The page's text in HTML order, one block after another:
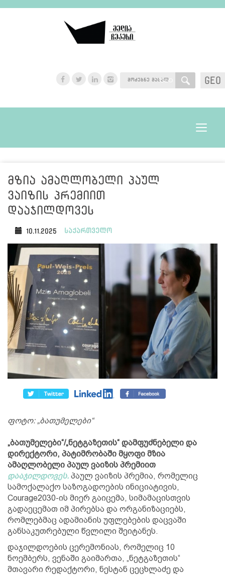
GEO
GEO
Toggle
მზია ამაღლობელი პაულ
ვაიზის პრემიით
დააჯილდოვეს
10.11.2025 საქართველო
ფოტო: „ბათუმელები“
„ბათუმელები“/„ნეტგაზეთის“ დამფუძნებელი და
დირექტორი, პატიმრობაში მყოფი მზია
ამაღლობელი პაულ ვაიზის პრემიით
დააჯილდოვეს. პაულ ვაიზის პრემია, რომელიც
სამოქალაქო საზოგადოების ინიციატივის,
Courage2030-ის მიერ გაიცემა, სიმამაცისთვის
გადაეცემათ იმ პირებსა და ორგანიზაციებს,
რომლებმაც ადამიანის უფლებების დაცვაში
განსაკუთრებული წვლილი შეიტანეს.
დაჯილდოების ცერემონიას, რომელიც 10
ნოემბერს, ვენაში გაიმართა, „ნეტგაზეთის“
მთავარი რედაქტორი, ნესტან ცეცხლაძე და